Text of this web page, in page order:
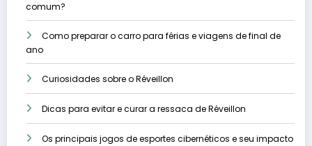
comum?
Como preparar o carro para férias e viagens de final de
ano
Curiosidades sobre o Réveillon
Dicas para evitar e curar a ressaca de Réveillon
Os principais jogos de esportes cibernéticos e seu impacto